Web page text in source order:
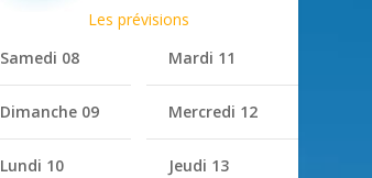
Les prévisions
Samedi 08
Dimanche 09
Lundi 10
Mardi 11
Mercredi 12
Jeudi 13